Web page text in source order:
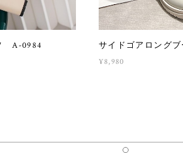
A-0984 サイドゴアロング
¥8,980